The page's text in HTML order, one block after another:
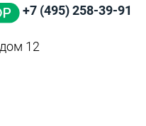
+7 (495) 258-39-91
12